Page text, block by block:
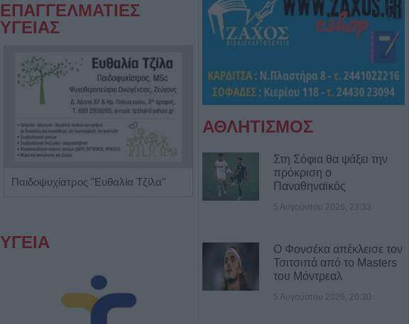
ΕΠΑΓΓΕΛΜΑΤΙΕΣ
ΥΓΕΙΑΣ
Παιδοψυχίατρος "Ευθαλία Τζίλα" Ψυχολόγος 'Ζενζεφύλλη Σεβαστή'
ΥΓΕΙΑ
ΑΘΛΗΤΙΣΜΟΣ
Στη Σόφια θα ψάξει την
πρόκριση ο
Παναθηναϊκός
5 Αυγούστου 2026, 23:33
Ο Φονσέκα απέκλεισε τον
Τσιτσιπά από το Masters
του Μόντρεαλ
5 Αυγούστου 2026, 20:30